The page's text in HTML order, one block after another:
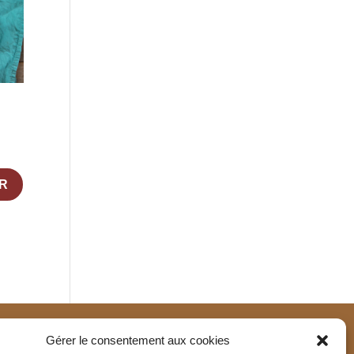
Gérer le consentement aux cookies